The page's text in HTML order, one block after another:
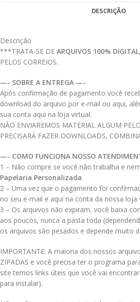
DESCRIÇÃO
Descrição
***TRATA-SE DE ARQUIVOS 100% DIGITAL
PELOS CORREIOS.
—- SOBRE A ENTREGA —-
Após confirmação de pagamento você
download do arquivo por e-mail ou aqui,
sua conta aqui na loja virtual.
NÃO ENVIAREMOS MATERIAL ALGUM
PRECISARÁ FAZER DOWNLOADS,
—- COMO FUNCIONA NOSSO
1 – Não compre se você não trabalha e
Papelaria Personalizada.
2 – Uma vez que o pagamento foi
no seu e-mail e aqui na conta da nossa loja
3 – Os arquivos não expiram, você baixa
aos poucos, nunca a pasta toda
os arquivos são pesados e depende muito
IMPORTANTE: A maioria dos nossos
ZIPADAS e você precisa ter o programa
site temos links úteis que você vai
para instalar).